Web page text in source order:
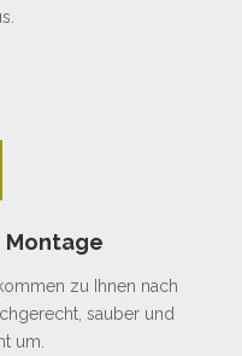
zu Ihnen nach
sauber und
um.